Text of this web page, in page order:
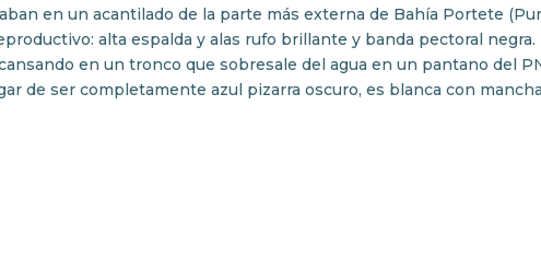
en un acantilado de la parte más externa de Bahía Portete
alta espalda y alas rufo brillante y banda pectoral negra.
en un tronco que sobresale del agua en un pantano del
de ser completamente azul pizarra oscuro, es blanca con